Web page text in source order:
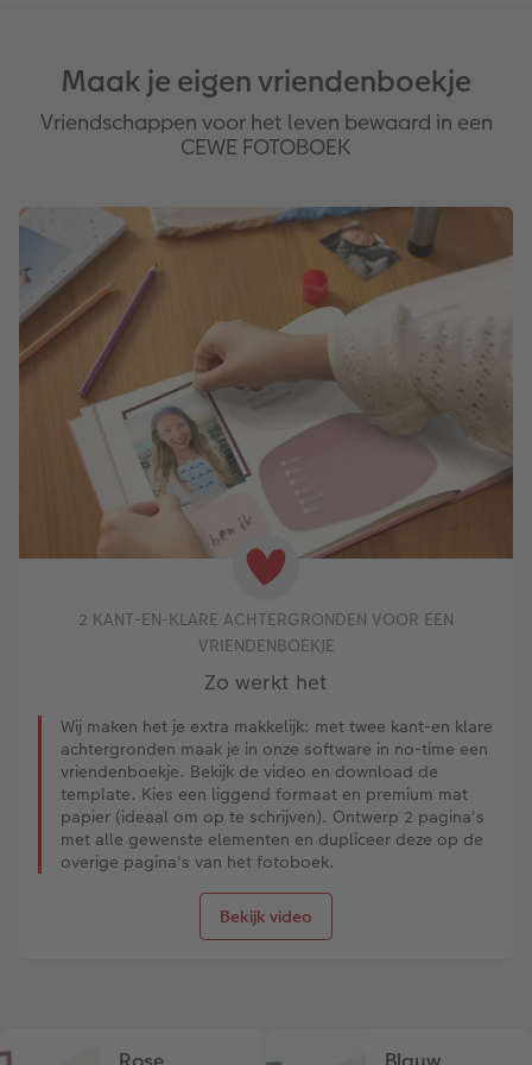
Ontwerpopties
Tips voor fotoboeken
Opslag in CEWE myPhotos
Alle extra's
Tipa Awards
Maak je eigen vriendenboekje
Vriendschappen voor het leven bewaard in een
CEWE FOTOBOEK
2 KANT-EN-KLARE ACHTERGRONDEN VOOR EEN
VRIENDENBOEKJE
Zo werkt het
Wij maken het je extra makkelijk: met twee kant-en klare
achtergronden maak je in onze software in no-time een
vriendenboekje. Bekijk de video en download de
template. Kies een liggend formaat en premium mat
papier (ideaal om op te schrijven). Ontwerp 2 pagina's
met alle gewenste elementen en dupliceer deze op de
overige pagina's van het fotoboek.
Bekijk video